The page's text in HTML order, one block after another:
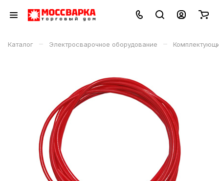
Каталог – Электросварочное оборудование –